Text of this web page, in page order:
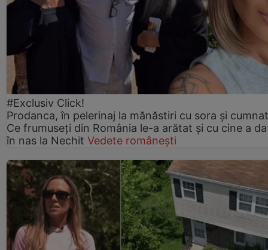
#Exclusiv Click!
Prodanca, în pelerinaj la mănăstiri cu sora și
Ce frumuseți din România le-a arătat și cu cine a
în nas la Nechit Vedete românești